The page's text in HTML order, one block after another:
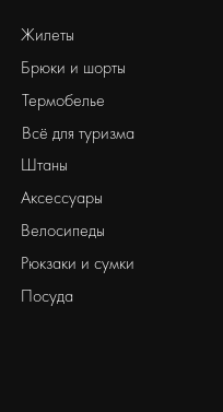
Жилеты
Штаны
Рюкзаки и сумки
Брюки и шорты
Термобелье
Всё для туризма
Велосипеды
Аксессуары
Посуда